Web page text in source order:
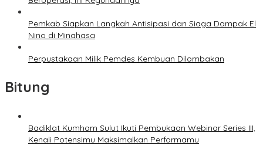
Pemkab Siapkan Langkah Antisipasi dan Siaga Dampak El
Nino di Minahasa
Perpustakaan Milik Pemdes Kembuan Dilombakan
Bitung
Badiklat Kumham Sulut Ikuti Pembukaan Webinar Series III,
Kenali Potensimu Maksimalkan Performamu